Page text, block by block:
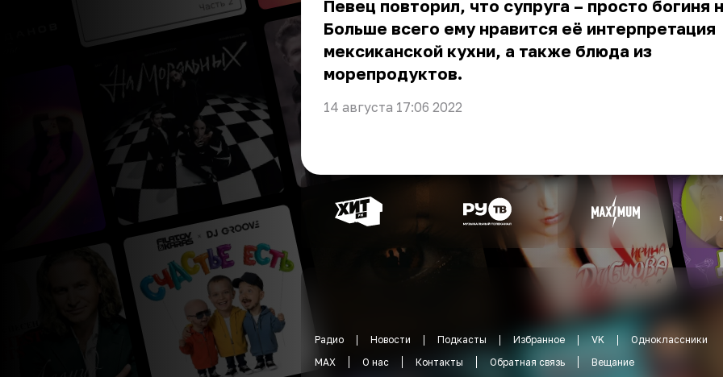
Певец повторил, что супруга – просто богиня
Больше всего ему нравится её интерпретация
мексиканской кухни, а также блюда из
морепродуктов.
14 августа 17:06 2022
Радио Новости Подкасты Избранное VK
Одноклассники
MAX
О нас Контакты Обратная связь Вещание